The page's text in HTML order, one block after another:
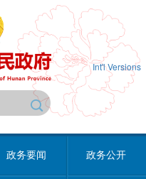
Int'l Versions
政务要闻 政务公开